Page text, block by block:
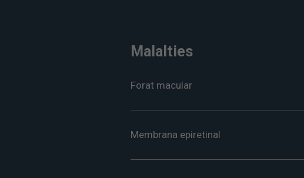
Malalties
Forat macular
Membrana epiretinal